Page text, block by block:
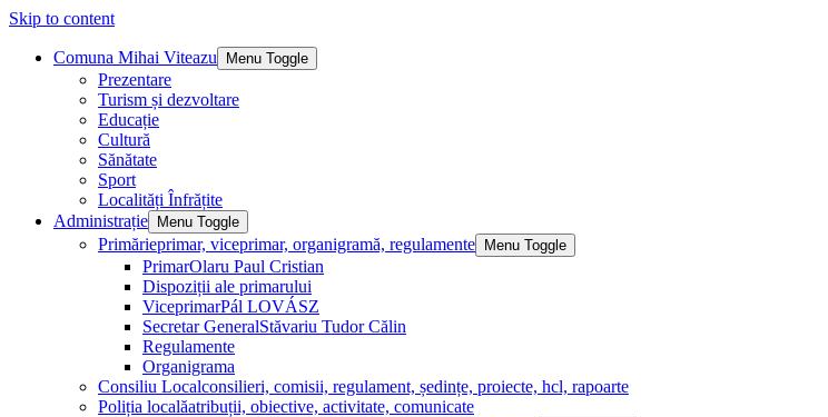
Skip to content
Comuna Mihai Viteazu Menu Toggle
Prezentare
Turism și dezvoltare
Educație
Cultură
Sănătate
Sport
Localități Înfrățite
Administrație
Menu Toggle
Primărieprimar, viceprimar, organigramă, regulamente Menu Toggle
PrimarOlaru Paul Cristian
Dispoziții ale primarului
ViceprimarPál LOVÁSZ
Secretar GeneralStăvariu Tudor Călin
Regulamente
Organigrama
Consiliu Localconsilieri, comisii, regulament, ședințe, proiecte, hcl, rapoarte
Poliția localăatribuții, obiective, activitate, comunicate